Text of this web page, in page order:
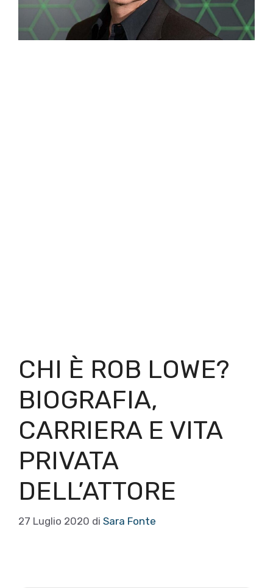
CHI È ROB LOWE?
BIOGRAFIA,
CARRIERA E VITA
PRIVATA
DELL’ATTORE
27 Luglio 2020 di Sara Fonte